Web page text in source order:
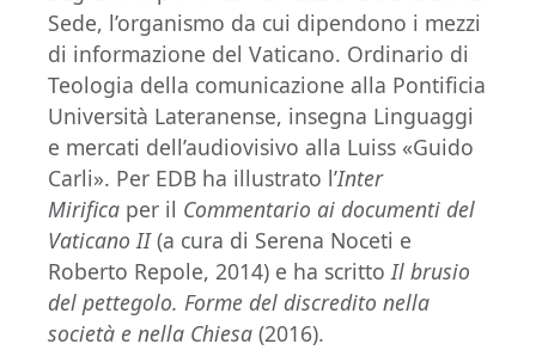
Sede, l’organismo da cui dipendono i mezzi
di informazione del Vaticano. Ordinario di
Teologia della comunicazione alla Pontificia
Università Lateranense, insegna Linguaggi
e mercati dell’audiovisivo alla Luiss «Guido
Carli». Per EDB ha illustrato l’Inter
Mirifica per il Commentario ai documenti del
Vaticano II(a cura di Serena Noceti e
Roberto Repole, 2014) e ha scrittoIl brusio
del pettegolo. Forme del discredito nella
società e nella Chiesa (2016).